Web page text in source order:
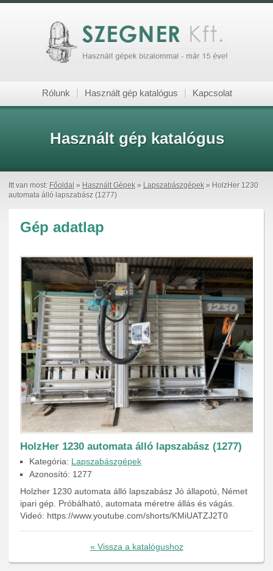
Rólunk Használt gép katalógus Kapcsolat
Használt gép katalógus
Itt van most: Főoldal » Használt Gépek » Lapszabászgépek » HolzHer 1230
automata álló lapszabász (1277)
Gép adatlap
HolzHer 1230 automata álló lapszabász (1277)
Kategória: Lapszabászgépek
Azonosító: 1277
Holzher 1230 automata álló lapszabász Jó állapotú, Német
ipari gép. Próbálható, automata méretre állás és vágás.
Videó: https://www.youtube.com/shorts/KMiUATZJ2T0
« Vissza a katalógushoz